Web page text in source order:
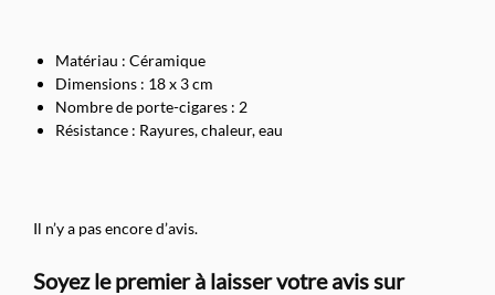
Matériau : Céramique
Dimensions : 18 x 3 cm
Nombre de porte-cigares : 2
Résistance : Rayures, chaleur, eau
Il n’y a pas encore d’avis.
Soyez le premier à laisser votre avis sur